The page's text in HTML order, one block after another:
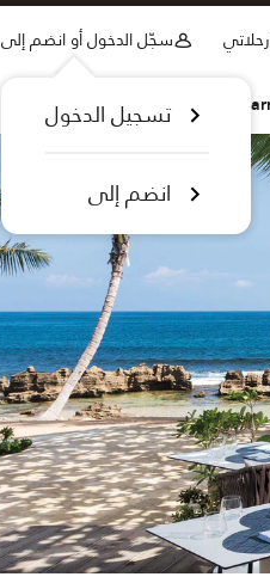
رحلاتي سجّل الدخول أو انضم إلى
تسجيل الدخول
انضم إلى